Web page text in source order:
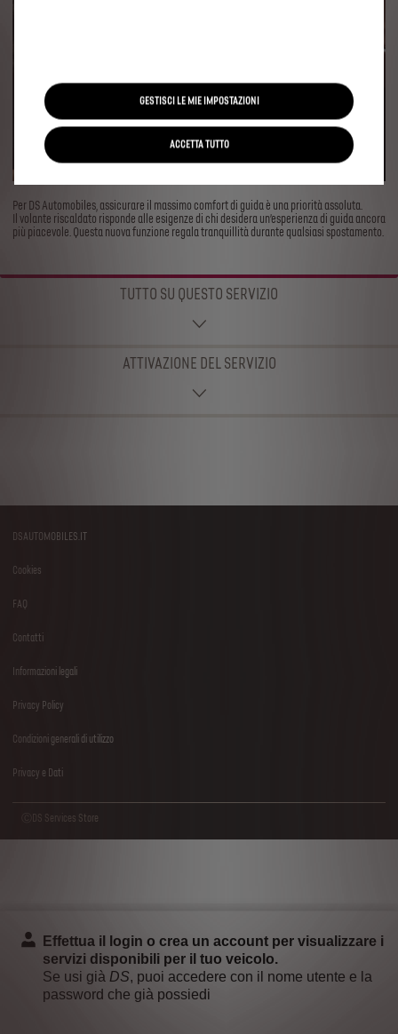
Per DS Automobiles, assicurare il massimo comfort di guida è una priorità assoluta.
Il volante riscaldato risponde alle esigenze di chi desidera un’esperienza di guida ancora
più piacevole. Questa nuova funzione regala tranquillità durante qualsiasi spostamento.
TUTTO SU QUESTO SERVIZIO
ATTIVAZIONE DEL SERVIZIO
Footer
DSAUTOMOBILES.IT
Cookies
FAQ
Contatti
Informazioni legali
Privacy Policy
Condizioni generali di utilizzo
Privacy e Dati
ⒸDS Services Store
Effettua il login o crea un account per visualizzare i
servizi disponibili per il tuo veicolo.
Se usi già DS, puoi accedere con il nome utente e la
password che già possiedi
GESTISCI LE MIE IMPOSTAZIONI
ACCETTA TUTTO